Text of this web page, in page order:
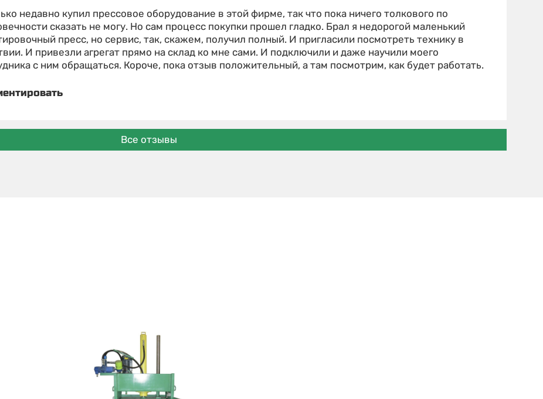
недавно купил прессовое оборудование в этой фирме, так что пока ничего толкового по
сказать не могу. Но сам процесс покупки прошел гладко. Брал я недорогой маленький
пресс, но сервис, так, скажем, получил полный. И пригласили посмотреть технику в
И привезли агрегат прямо на склад ко мне сами. И подключили и даже научили моего
с ним обращаться. Короче, пока отзыв положительный, а там посмотрим, как будет работать.
Все отзывы